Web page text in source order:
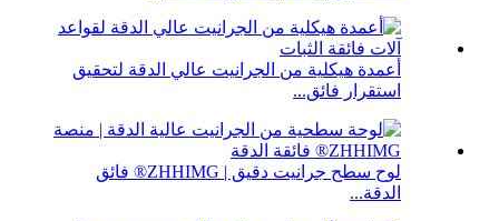
أعمدة هيكلية من الجرانيت عالي الدقة لتحقيق
استقرار فائق...
لوح سطح جرانيت دقيق | ZHHIMG® فائق
الدقة...